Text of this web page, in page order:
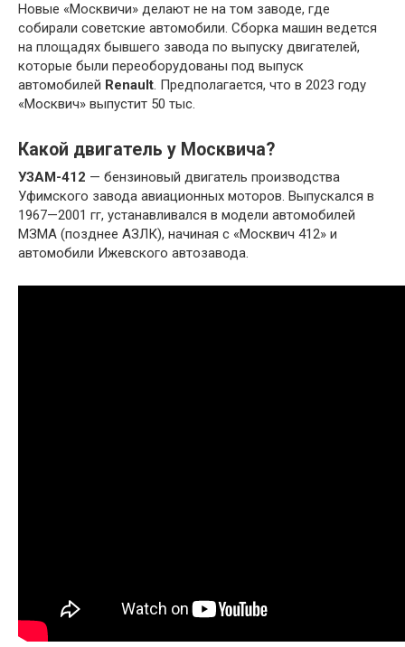
Новые «Москвичи» делают не на том заводе, где
собирали советские автомобили. Сборка машин ведется
на площадях бывшего завода по выпуску двигателей,
которые были переоборудованы под выпуск
автомобилей Renault. Предполагается, что в 2023 году
«Москвич» выпустит 50 тыс.
Какой двигатель у Москвича?
УЗАМ-412 — бензиновый двигатель производства
Уфимского завода авиационных моторов. Выпускался в
1967—2001 гг, устанавливался в модели автомобилей
МЗМА (позднее АЗЛК), начиная с «Москвич 412» и
автомобили Ижевского автозавода.